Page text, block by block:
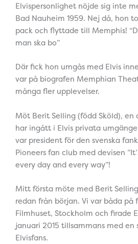
Elvispersonlighet nöjde sig inte
Bad Nauheim 1959. Nej då, hon
pack och flyttade till Memphis!
man ska bo”
Där fick hon umgås med Elvis
var på biografen Memphian
många fler upplevelser.
Möt Berit Selling (född Sköld), en
har ingått i Elvis privata
var president för den svenska
Pioneers fan club med devisen
every day and every way”!
Mitt första möte med Berit
redan från början. Vi var båda på
Filmhuset, Stockholm och firade
januari 2015 tillsammans med en
Elvisfans.